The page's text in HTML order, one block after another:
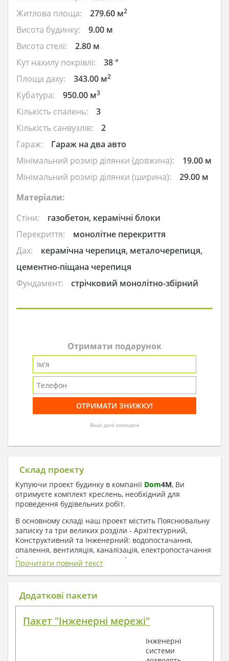
Житлова площа: 279.60 м2
Висота будинку:
9.00 м
Висота стелі:
2.80 м
Кут нахилу покрівлі:
38 °
Площа даху:
343.00 м2
Кубатура: 950.00 м3
Кількість спалень:
3
Кількість санвузлів:
2
Гараж:
Гараж на два авто
Мінімальний розмір ділянки (довжина):
19.00 м
Мінімальний розмір ділянки (ширина):
29.00 м
Матеріали:
Стіни:
газобетон, керамічні блоки
Перекриття:
монолітне перекриття
Дах:
керамічна черепиця, металочерепиця,
цементно-піщана черепиця
Фундамент:
стрічковий монолітно-збірний
Отримати подарунок
Ваші дані захищені
Склад проекту
Купуючи проект будинку в компанії Dom4M, Ви
отримуєте комплект креслень, необхідний для
проведення будівельних робіт.
В основному складі наш проект містить Пояснювальну
записку та три великих розділи - Архітектурний,
Конструктивний та Інженерний: водопостачання,
опалення, вентиляція, каналізація, електропостачання
( купується за додаткову плату ).
1. До складу Архітектурного розділу
входять:
План покрівлі
Фасади з даними зовнішніх оздоблень
Елементи прорізів – специфікація
Прочитати повний текст
Додаткові пакети
Пакет "Інженерні мережі"
Інженерні
системи